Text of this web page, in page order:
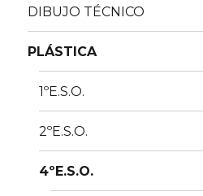
DIBUJO TÉCNICO
PLÁSTICA
1ºE.S.O.
2ºE.S.O.
4ºE.S.O.